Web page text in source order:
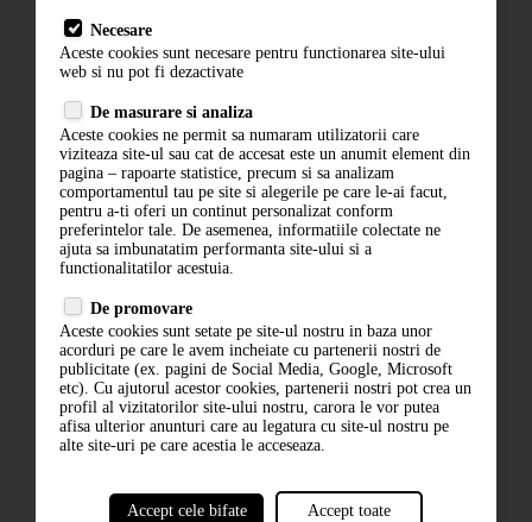
Contact
ANPC
Termeni si conditii
Politica de confidentialitate
ANPC
ABONARE LA NEWSLETTER
ABONARE
Necesare
Aceste cookies sunt necesare pentru functionarea site-ului
web si nu pot fi dezactivate
De masurare si analiza
Aceste cookies ne permit sa numaram utilizatorii care
viziteaza site-ul sau cat de accesat este un anumit element din
pagina – rapoarte statistice, precum si sa analizam
comportamentul tau pe site si alegerile pe care le-ai facut,
pentru a-ti oferi un continut personalizat conform
preferintelor tale. De asemenea, informatiile colectate ne
ajuta sa imbunatatim performanta site-ului si a
functionalitatilor acestuia.
De promovare
Aceste cookies sunt setate pe site-ul nostru in baza unor
acorduri pe care le avem incheiate cu partenerii nostri de
publicitate (ex. pagini de Social Media, Google, Microsoft
etc). Cu ajutorul acestor cookies, partenerii nostri pot crea un
profil al vizitatorilor site-ului nostru, carora le vor putea
afisa ulterior anunturi care au legatura cu site-ul nostru pe
alte site-uri pe care acestia le acceseaza.
Accept cele bifate Accept toate